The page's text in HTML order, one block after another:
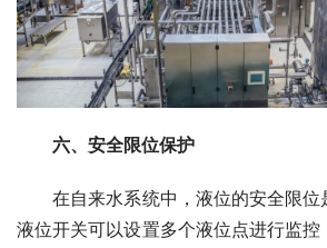
六、安全限位保护
在自来水系统中，液位的安全限位
液位开关可以设置多个液位点进行监